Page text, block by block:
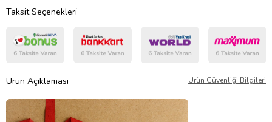
Taksit Seçenekleri
Ürün Açıklaması Ürün Güvenliği Bilgileri